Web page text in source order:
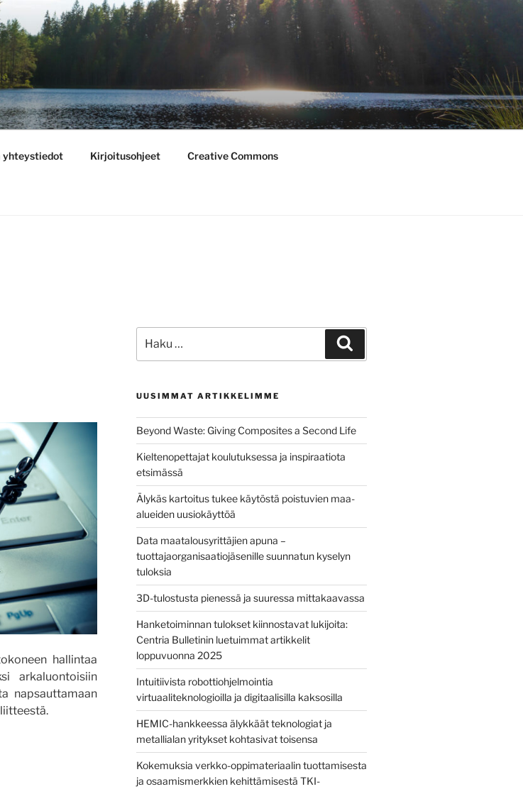
yhteystiedot Kirjoitusohjeet Creative Commons
hallintaa
arkaluontoisiin
napsauttamaan
UUSIMMAT ARTIKKELIMME
Beyond Waste: Giving Composites a Second Life
Kieltenopettajat koulutuksessa ja inspiraatiota
etsimässä
Älykäs kartoitus tukee käytöstä poistuvien maa-
alueiden uusiokäyttöä
Data maatalousyrittäjien apuna –
tuottajaorganisaatiojäsenille suunnatun kyselyn
tuloksia
3D-tulostusta pienessä ja suuressa mittakaavassa
Hanketoiminnan tulokset kiinnostavat lukijoita:
Centria Bulletinin luetuimmat artikkelit
loppuvuonna 2025
Intuitiivista robottiohjelmointia
virtuaaliteknologioilla ja digitaalisilla kaksosilla
HEMIC-hankkeessa älykkäät teknologiat ja
metallialan yritykset kohtasivat toisensa
Kokemuksia verkko-oppimateriaalin tuottamisesta
ja osaamismerkkien kehittämisestä TKI-